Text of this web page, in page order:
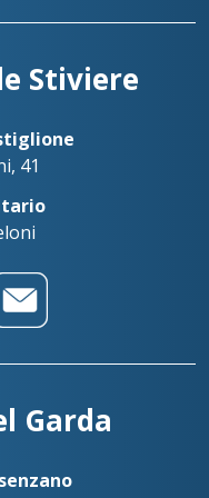
Libertà 13
dentistico
Stiviere
41
Garda